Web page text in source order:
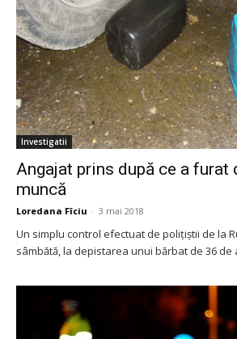
Investigatii
Angajat prins după ce a furat
muncă
Loredana Fîciu - 3 mai 2018
Un simplu control efectuat de polițiștii de la
sâmbătă, la depistarea unui bărbat de 36 de